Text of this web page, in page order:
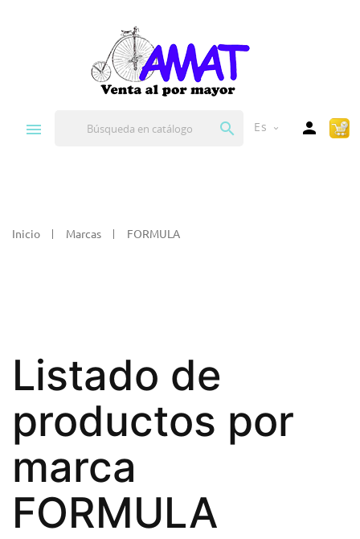
 Es expand_more 
Inicio Marcas FORMULA
Listado de
productos por
marca
FORMULA